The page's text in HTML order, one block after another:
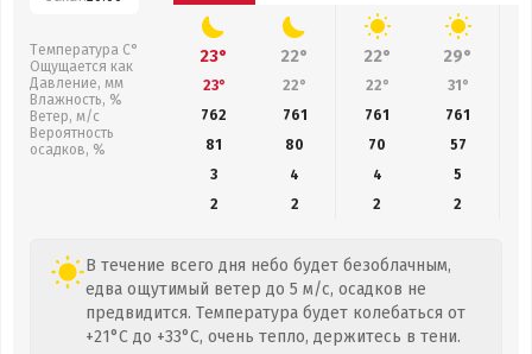
Температура С°
Ощущается как
Давление, мм
Влажность, %
Ветер, м/с
Вероятность
осадков, %
23° 22° 22° 29°
23° 22° 22° 31°
762
761 761 761
81
80 70 57
3
4 4
5
2
2 2 2
В течение всего дня небо будет безоблачным,
едва ощутимый ветер до 5 м/с, осадков не
предвидится. Температура будет колебаться от
+21°C до +33°C, очень тепло, держитесь в тени.